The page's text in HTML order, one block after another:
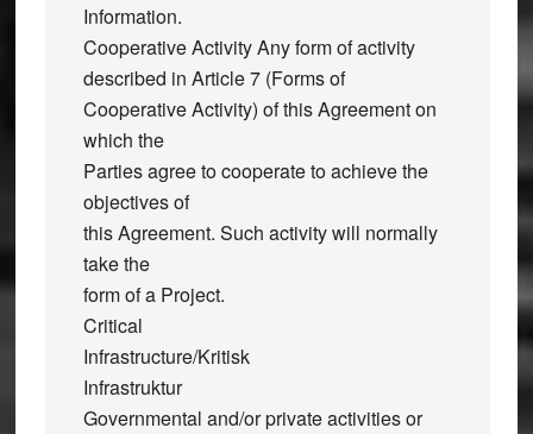
Information.
Cooperative Activity Any form of activity
described in Article 7 (Forms of
Cooperative Activity) of this Agreement on
which the
Parties agree to cooperate to achieve the
objectives of
this Agreement. Such activity will normally
take the
form of a Project.
Critical
Infrastructure/Kritisk
Infrastruktur
Governmental and/or private activities or